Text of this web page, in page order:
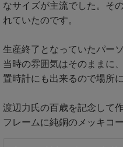
なサイズが主流でした。そ
れていたのです。
生産終了となっていたパー
当時の雰囲気はそのままに
置時計にも出来るので場所
渡辺力氏の百歳を記念して
フレームに純銅のメッキコ